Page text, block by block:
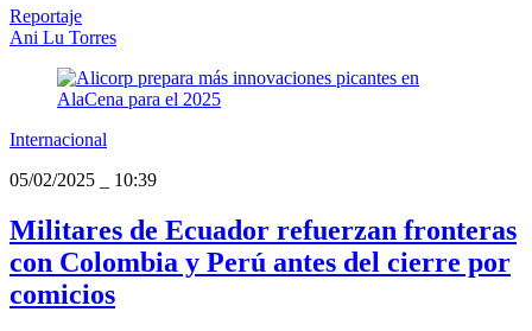
Reportaje
Ani Lu Torres
Internacional
05/02/2025
10:39
Militares de Ecuador refuerzan fronteras
con Colombia y Perú antes del cierre por
comicios